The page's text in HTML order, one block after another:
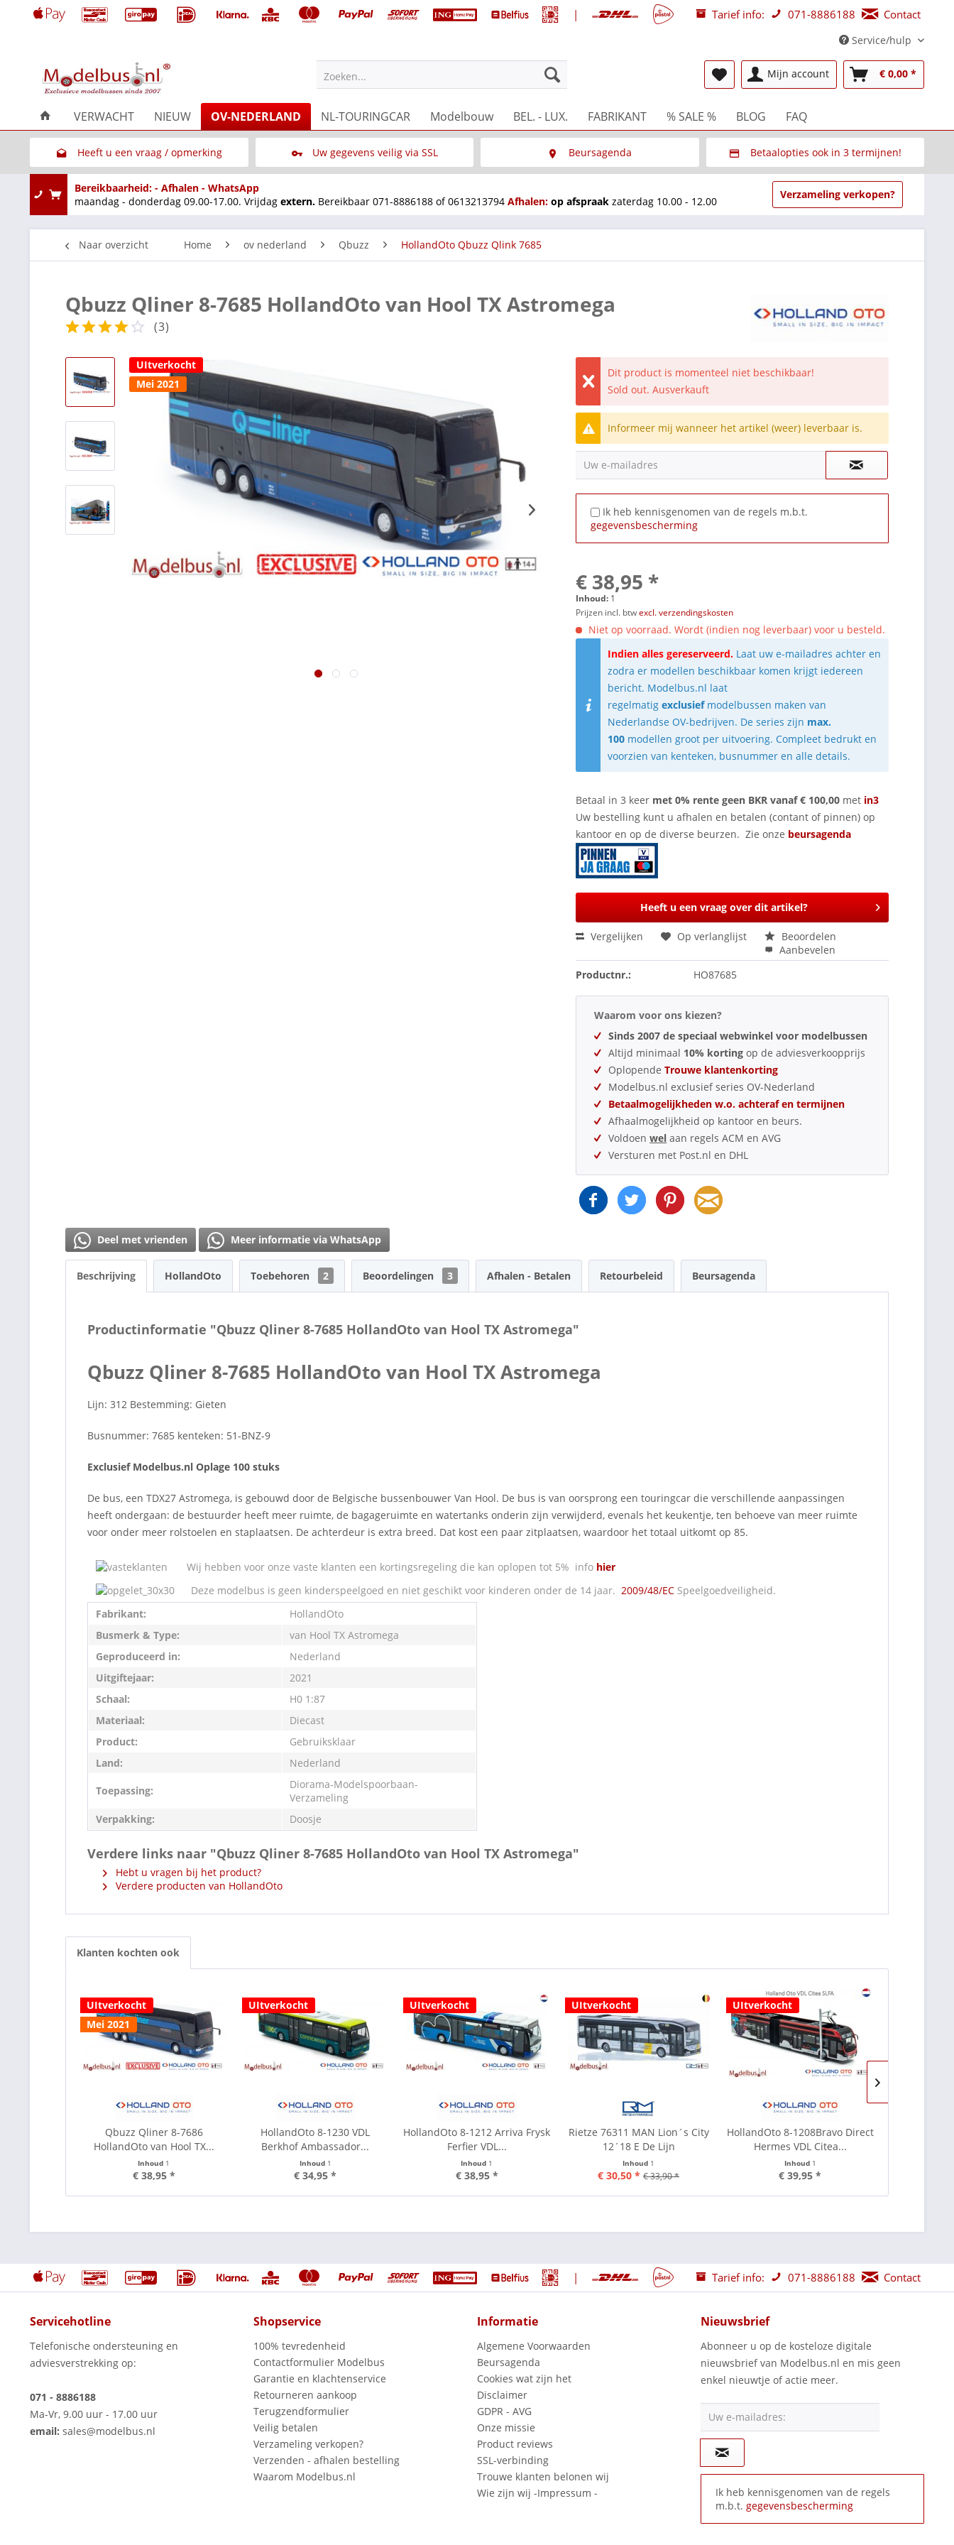
| Tarief info: 071-8886188 Contact
Service/hulp
Zoeken... Mijn account € 0,00 *
VERWACHT NIEUW OV-NEDERLAND NL-TOURINGCAR Modelbouw BEL. - LUX. FABRIKANT % SALE % BLOG FAQ
Heeft u een vraag / opmerking
Link naar het contactformulier
Uw gegevens veilig via SSL Beursagenda Betaalopties ook in 3 termijnen!
Via Multisafepay (veilig via SSL)
Bereikbaarheid: - Afhalen - WhatsApp
maandag - donderdag 09.00-17.00. Vrijdag extern. Bereikbaar 071-8886188 of 0613213794 Afhalen: op afspraak zaterdag 10.00 - 12.00
Verzameling verkopen?
Naar overzicht Home ov nederland Qbuzz HollandOto Qbuzz Qlink 7685
Qbuzz Qliner 8-7685 HollandOto van Hool TX Astromega
(3)
UItverkocht
Mei 2021
Dit product is momenteel niet beschikbaar!
Sold out. Ausverkauft
Informeer mij wanneer het artikel (weer) leverbaar is.
Uw e-mailadres
Ik heb kennisgenomen van de regels m.b.t.
gegevensbescherming
€ 38,95 *
Inhoud: 1
Prijzen incl. btwexcl. verzendingskosten
Niet op voorraad. Wordt (indien nog leverbaar) voor u besteld.
Indien alles gereserveerd. Laat uw e-mailadres achter en
zodra er modellen beschikbaar komen krijgt iedereen
bericht. Modelbus.nl laat
regelmatigexclusief modelbussen maken van
Nederlandse OV-bedrijven. De series zijn max.
100 modellen groot per uitvoering. Compleet bedrukt en
voorzien van kenteken, busnummer en alle details.
Betaal in 3 keer met 0% rente geen BKR vanaf € 100,00 met in3
Uw bestelling kunt u afhalen en betalen (contant of pinnen) op
kantoor en op de diverse beurzen. Zie onze beursagenda
Heeft u een vraag over dit artikel?
Vergelijken Op verlanglijst
Beoordelen
Aanbevelen
Productnr.:
HO87685
Waarom voor ons kiezen?
Sinds 2007 de speciaal webwinkel voor modelbussen
Altijd minimaal 10% kortingop de adviesverkoopprijs
OplopendeTrouwe klantenkorting
Modelbus.nl exclusief series OV-Nederland
Betaalmogelijkheden w.o. achteraf en termijnen
Afhaalmogelijkheid op kantoor en beurs.
Voldoenwel aan regels ACM en AVG
Versturen met Post.nl en DHL
Deel met vrienden Meer informatie via WhatsApp
Beschrijving HollandOto Toebehoren 2 Beoordelingen 3 Afhalen - Betalen Retourbeleid Beursagenda
Productinformatie "Qbuzz Qliner 8-7685 HollandOto van Hool TX Astromega"
Qbuzz Qliner 8-7685 HollandOto van Hool TX Astromega
Lijn: 312 Bestemming: Gieten
Busnummer: 7685 kenteken: 51-BNZ-9
Exclusief Modelbus.nl Oplage 100 stuks
De bus, een TDX27 Astromega, is gebouwd door de Belgische bussenbouwer Van Hool. De bus is van oorsprong een touringcar die verschillende aanpassingen
heeft ondergaan: de bestuurder heeft meer ruimte, de bagageruimte en watertanks onderin zijn verwijderd, evenals het keukentje, ten behoeve van meer ruimte
voor onder meer rolstoelen en staplaatsen. De achterdeur is extra breed. Dat kost een paar zitplaatsen, waardoor het totaal uitkomt op 85.
Wij hebben voor onze vaste klanten een kortingsregeling die kan oplopen tot 5% info hier
Deze modelbus is geen kinderspeelgoed en niet geschikt voor kinderen onder de 14 jaar. 2009/48/EC Speelgoedveiligheid.
Fabrikant:
HollandOto
Busmerk & Type:
van Hool TX Astromega
Geproduceerd in:
Nederland
Uitgiftejaar:
2021
Schaal:
H0 1:87
Materiaal:
Diecast
Product:
Gebruiksklaar
Land:
Nederland
Toepassing:
Diorama-Modelspoorbaan-
Verzameling
Verpakking:
Doosje
Verdere links naar "Qbuzz Qliner 8-7685 HollandOto van Hool TX Astromega"
Hebt u vragen bij het product?
Verdere producten van HollandOto
Klanten kochten ook
UItverkocht
Mei 2021
Qbuzz Qliner 8-7686
HollandOto van Hool TX...
Inhoud 1
€ 38,95 *
UItverkocht
HollandOto 8-1230 VDL
Berkhof Ambassador...
Inhoud 1
€ 34,95 *
UItverkocht
HollandOto 8-1212 Arriva Frysk
Ferfier VDL...
Inhoud 1
€ 38,95 *
UItverkocht
Rietze 76311 MAN Lion´s City
12´18 E De Lijn
Inhoud 1
€ 30,50 * € 33,90 *
UItverkocht
HollandOto 8-1208Bravo Direct
Hermes VDL Citea...
Inhoud 1
€ 39,95 *
| Tarief info: 071-8886188 Contact
Servicehotline
Telefonische ondersteuning en
adviesverstrekking op:
071 - 8886188
Ma-Vr, 9.00 uur - 17.00 uur
email: sales@modelbus.nl
Shopservice
100% tevredenheid
Contactformulier Modelbus
Garantie en klachtenservice
Retourneren aankoop
Terugzendformulier
Veilig betalen
Verzameling verkopen?
Verzenden - afhalen bestelling
Waarom Modelbus.nl
Informatie
Algemene Voorwaarden
Beursagenda
Cookies wat zijn het
Disclaimer
GDPR - AVG
Onze missie
Product reviews
SSL-verbinding
Trouwe klanten belonen wij
Wie zijn wij -Impressum -
Nieuwsbrief
Abonneer u op de kosteloze digitale
nieuwsbrief van Modelbus.nl en mis geen
enkel nieuwtje of actie meer.
Uw e-mailadres:
Ik heb kennisgenomen van de regels
m.b.t. gegevensbescherming